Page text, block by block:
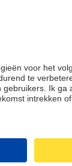
New
-50%
Galerie
to show
to